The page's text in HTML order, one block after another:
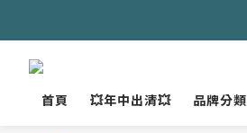
首頁
💥年中出清💥 品牌分類